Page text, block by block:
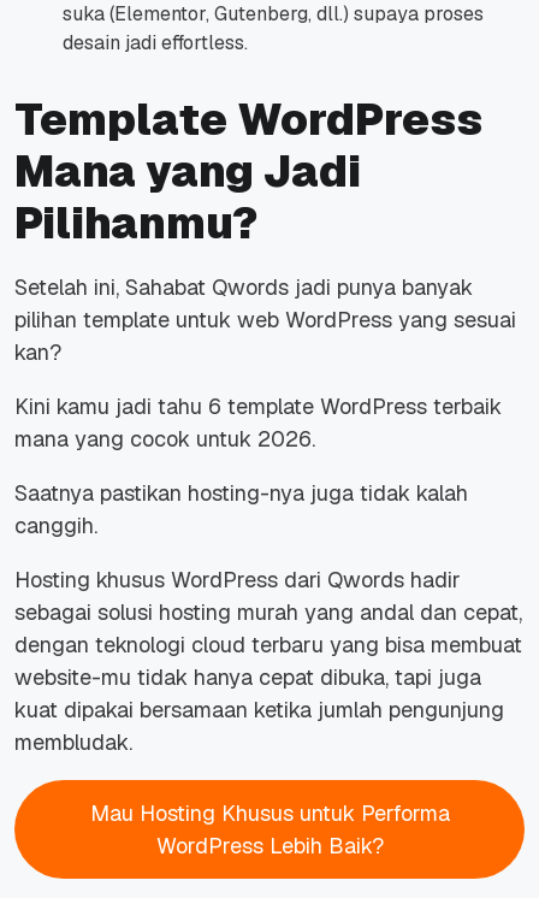
suka (Elementor, Gutenberg, dll.) supaya proses
desain jadi effortless.
Template WordPress
Mana yang Jadi
Pilihanmu?
Setelah ini, Sahabat Qwords jadi punya banyak
pilihan template untuk web WordPress yang sesuai
kan?
Kini kamu jadi tahu 6 template WordPress terbaik
mana yang cocok untuk 2026.
Saatnya pastikan hosting-nya juga tidak kalah
canggih.
Hosting khusus WordPress dari Qwords hadir
sebagai solusi hosting murah yang andal dan cepat,
dengan teknologi cloud terbaru yang bisa membuat
website-mu tidak hanya cepat dibuka, tapi juga
kuat dipakai bersamaan ketika jumlah pengunjung
membludak.
Mau Hosting Khusus untuk Performa
WordPress Lebih Baik?